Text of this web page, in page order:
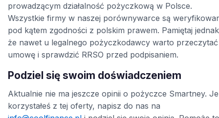
prowadzącym działalność pożyczkową w Polsce.
Wszystkie firmy w naszej porównywarce są
pod kątem zgodności z polskim prawem. Pamiętaj
że nawet u legalnego pożyczkodawcy warto przeczytać
umowę i sprawdzić RRSO przed podpisaniem.
Podziel się swoim doświadczeniem
Aktualnie nie ma jeszcze opinii o pożyczce Smartney.
korzystałeś z tej oferty, napisz do nas na